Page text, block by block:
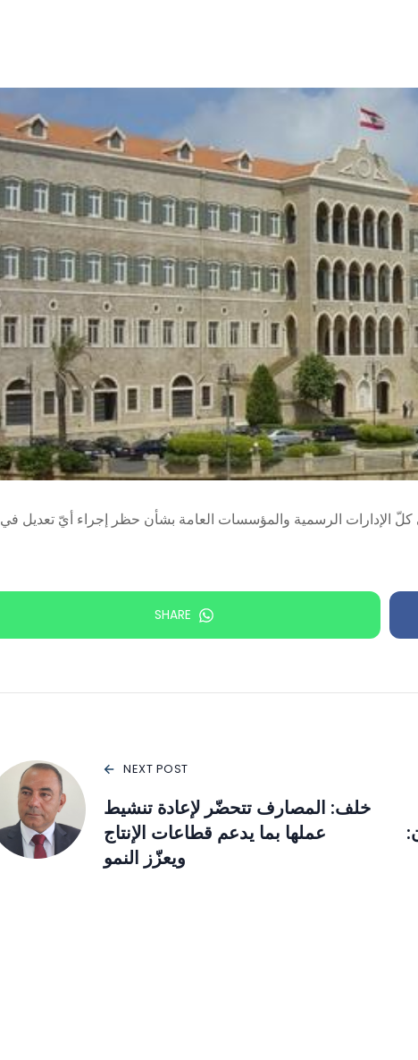
الإدارات الرسمية والمؤسسات العامة بشأن حظر إجراء أيّ تعديل في
SHARE
NEXT POST
خلف: المصارف تتحضّر لإعادة تنشيط
عملها بما يدعم قطاعات الإنتاج
ويعزّز النمو